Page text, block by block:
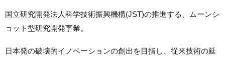
国立研究開発法人科学技術振興機構(JST)の推進する、ムーンシ
ョット型研究開発事業。
日本発の破壊的イノベーションの創出を目指し、従来技術の延